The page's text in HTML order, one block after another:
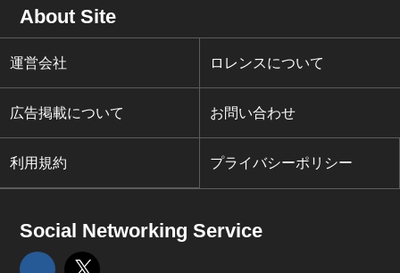
About Site
運営会社 ロレンスについて
広告掲載について お問い合わせ
利用規約 プライバシーポリシー
Social Networking Service